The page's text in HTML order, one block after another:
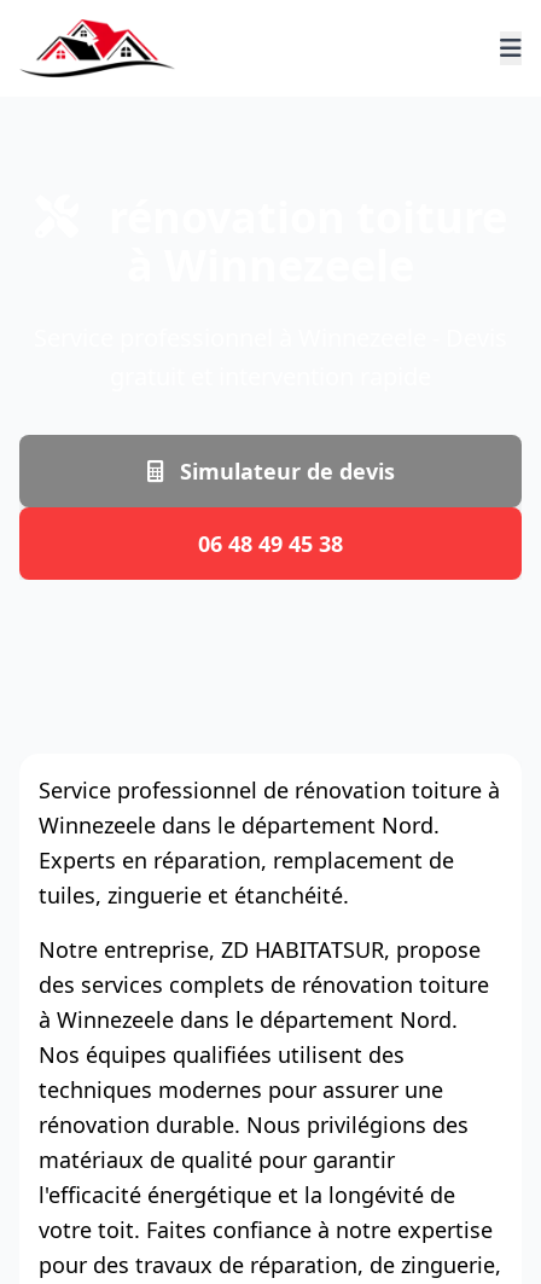
Simulateur de devis
06 48 49 45 38
Service professionnel de rénovation toiture à
Winnezeele dans le département Nord.
Experts en réparation, remplacement de
tuiles, zinguerie et étanchéité.
Notre entreprise, ZD HABITATSUR, propose
des services complets de rénovation toiture
à Winnezeele dans le département Nord.
Nos équipes qualifiées utilisent des
techniques modernes pour assurer une
rénovation durable. Nous privilégions des
matériaux de qualité pour garantir
l'efficacité énergétique et la longévité de
votre toit. Faites confiance à notre expertise
pour des travaux de réparation, de zinguerie,